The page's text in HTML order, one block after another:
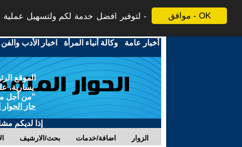
موافق - OK
لتوفير افضل خدمة لكم ولتسهيل عملية
أخبار عامة -وكالة أنباء المرأة - اخبار الأدب والفن
الموقع
يسارية،
"من أجل
حاز
إذا لديكم
بحث/الارشيف اضافة/خدمات الزوار